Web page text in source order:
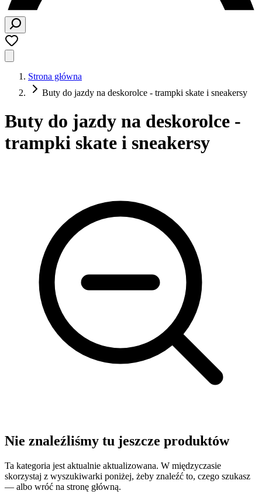
Strona główna
Buty do jazdy na deskorolce - trampki skate i sneakersy
Buty do jazdy na deskorolce -
trampki skate i sneakersy
Nie znaleźliśmy tu jeszcze produktów
Ta kategoria jest aktualnie aktualizowana. W międzyczasie
skorzystaj z wyszukiwarki poniżej, żeby znaleźć to, czego szukasz
— albo wróć na stronę główną.